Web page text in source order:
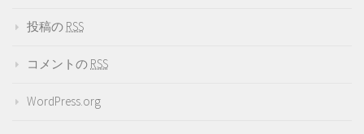
投稿の RSS
コメントの RSS
WordPress.org